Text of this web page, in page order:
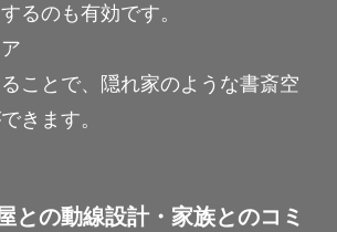
るのも有効です。
ことで、隠れ家のような書斎空
きます。
との動線設計・家族とのコミ